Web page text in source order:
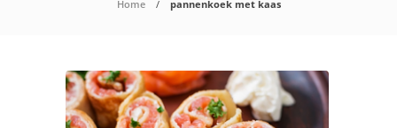
Home pannenkoek met kaas